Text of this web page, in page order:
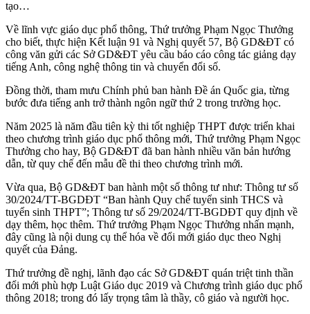
tạo…
Về lĩnh vực giáo dục phổ thông, Thứ trưởng Phạm Ngọc Thưởng
cho biết, thực hiện Kết luận 91 và Nghị quyết 57, Bộ GD&ĐT có
công văn gửi các Sở GD&ĐT yêu cầu báo cáo công tác giảng dạy
tiếng Anh, công nghệ thông tin và chuyển đổi số.
Đồng thời, tham mưu Chính phủ ban hành Đề án Quốc gia, từng
bước đưa tiếng anh trở thành ngôn ngữ thứ 2 trong trường học.
Năm 2025 là năm đầu tiên kỳ thi tốt nghiệp THPT được triển khai
theo chương trình giáo dục phổ thông mới, Thứ trưởng Phạm Ngọc
Thưởng cho hay, Bộ GD&ĐT đã ban hành nhiều văn bản hướng
dẫn, từ quy chế đến mẫu đề thi theo chương trình mới.
Vừa qua, Bộ GD&ĐT ban hành một số thông tư như: Thông tư số
30/2024/TT-BGDĐT “Ban hành Quy chế tuyển sinh THCS và
tuyển sinh THPT”; Thông tư số 29/2024/TT-BGDĐT quy định về
dạy thêm, học thêm. Thứ trưởng Phạm Ngọc Thưởng nhấn mạnh,
đây cũng là nội dung cụ thể hóa về đổi mới giáo dục theo Nghị
quyết của Đảng.
Thứ trưởng đề nghị, lãnh đạo các Sở GD&ĐT quán triệt tinh thần
đổi mới phù hợp Luật Giáo dục 2019 và Chương trình giáo dục phổ
thông 2018; trong đó lấy trọng tâm là thầy, cô giáo và người học.